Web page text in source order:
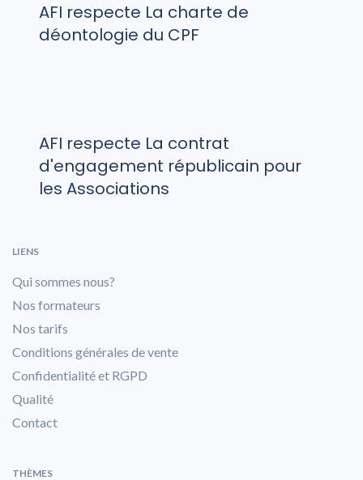
AFI respecte La charte de
déontologie du CPF
AFI respecte La contrat
d'engagement républicain pour
les Associations
LIENS
Qui sommes nous?
Nos formateurs
Nos tarifs
Conditions générales de vente
Confidentialité et RGPD
Qualité
Contact
THÈMES